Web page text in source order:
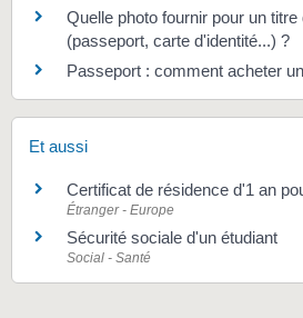
Quelle photo fournir pour un titre
(passeport, carte d'identité...) ?
Passeport : comment acheter
Et aussi
Certificat de résidence d'1 an
Étranger - Europe
Sécurité sociale d'un étudiant
Social - Santé